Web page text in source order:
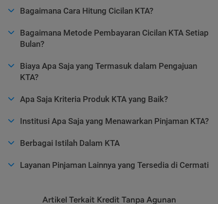
Bagaimana Cara Hitung Cicilan KTA?
Bagaimana Metode Pembayaran Cicilan KTA Setiap
Bulan?
Biaya Apa Saja yang Termasuk dalam Pengajuan
KTA?
Apa Saja Kriteria Produk KTA yang Baik?
Institusi Apa Saja yang Menawarkan Pinjaman KTA?
Berbagai Istilah Dalam KTA
Layanan Pinjaman Lainnya yang Tersedia di Cermati
Artikel Terkait Kredit Tanpa Agunan